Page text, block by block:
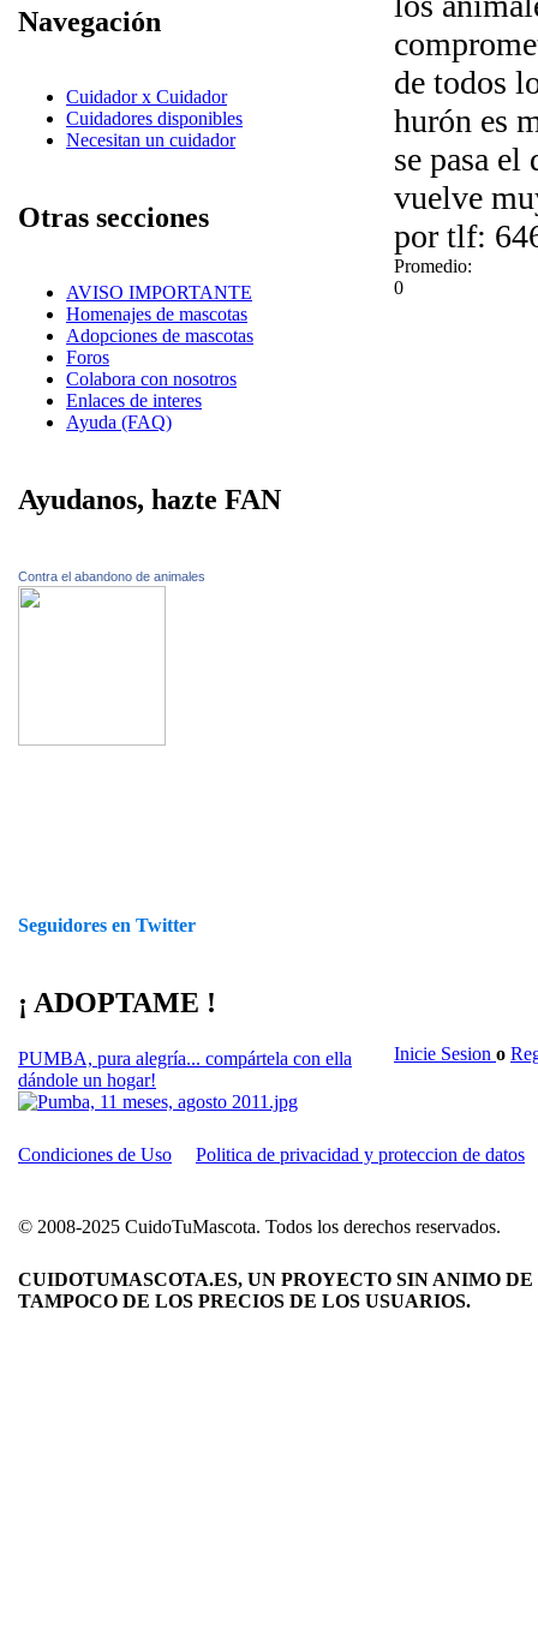
Navegación
Cuidador x Cuidador
Cuidadores disponibles
Necesitan un cuidador
Otras secciones
AVISO IMPORTANTE
Homenajes de mascotas
Adopciones de mascotas
Foros
Colabora con nosotros
Enlaces de interes
Ayuda (FAQ)
Ayudanos, hazte FAN
Contra el abandono de animales
Seguidores en Twitter
¡ ADOPTAME !
PUMBA, pura alegría... compártela con ella
dándole un hogar!
de todos
hurón es
se pasa
vuelve
por tlf:
Promedio:
0
Inicie Sesion o
Condiciones de Uso Politica de privacidad y proteccion de datos
© 2008-2025 CuidoTuMascota. Todos los derechos reservados.
CUIDOTUMASCOTA.ES, UN PROYECTO SIN ANIMO
TAMPOCO DE LOS PRECIOS DE LOS USUARIOS.